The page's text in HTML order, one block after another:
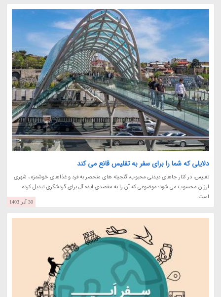
دلایلی که شما را برای سفر به تفلیس قانع می کند
تفلیس، در کنار جاهای دیدنی محبوب، گنجینه های منحصر به فرد و غذاهای خوشمزه ، شهری
ارزان محسوب می شود؛ موضوعی که آن را به مقصدی ایده آل برای گردشگری تبدیل کرده
است.
30 آذر 1403